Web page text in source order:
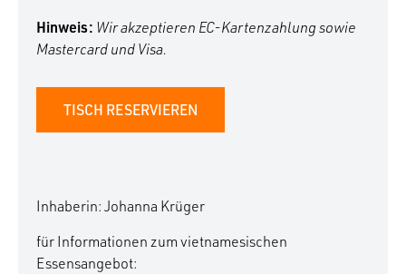
Hinweis: Wir akzeptieren EC-Kartenzahlung sowie
Mastercard und Visa.
TISCH RESERVIEREN
Inhaberin: Johanna Krüger
für Informationen zum vietnamesischen
Essensangebot: